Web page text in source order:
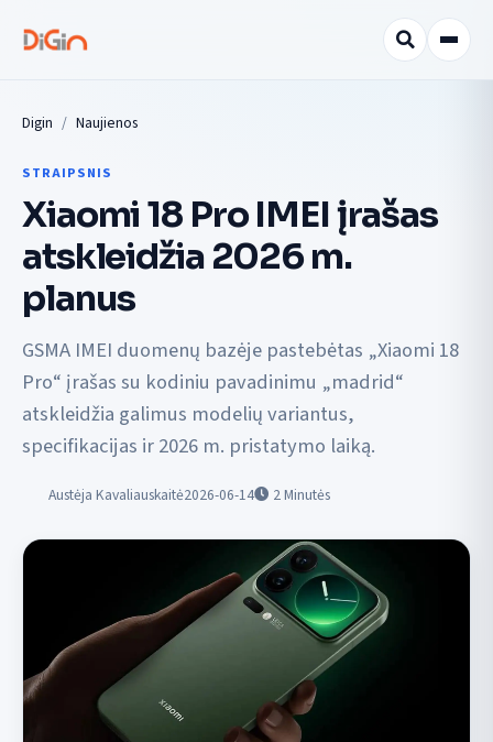
Digin Naujienos
STRAIPSNIS
Xiaomi 18 Pro IMEI įrašas
atskleidžia 2026 m.
planus
GSMA IMEI duomenų bazėje pastebėtas „Xiaomi 18
Pro“ įrašas su kodiniu pavadinimu „madrid“
atskleidžia galimus modelių variantus,
specifikacijas ir 2026 m. pristatymo laiką.
Austėja Kavaliauskaitė2026-06-14 2Minutės